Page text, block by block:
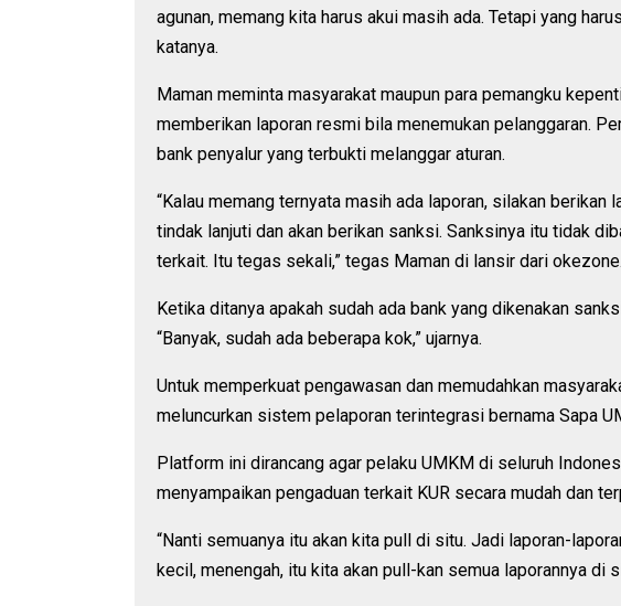
agunan, memang kita harus akui masih ada. Tetapi yang
katanya.
Maman meminta masyarakat maupun para pemangku
memberikan laporan resmi bila menemukan pelanggaran.
bank penyalur yang terbukti melanggar aturan.
“Kalau memang ternyata masih ada laporan, silakan berikan
tindak lanjuti dan akan berikan sanksi. Sanksinya itu tidak
terkait. Itu tegas sekali,” tegas Maman di lansir dari
Ketika ditanya apakah sudah ada bank yang dikenakan
“Banyak, sudah ada beberapa kok,” ujarnya.
Untuk memperkuat pengawasan dan memudahkan
meluncurkan sistem pelaporan terintegrasi bernama Sapa
Platform ini dirancang agar pelaku UMKM di seluruh
menyampaikan pengaduan terkait KUR secara mudah dan
“Nanti semuanya itu akan kita pull di situ. Jadi laporan-
kecil, menengah, itu kita akan pull-kan semua laporannya di